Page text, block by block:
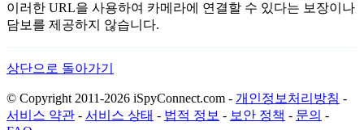
이러한 URL을 사용하여 카메라에 연결할 수 있다는 보장이나
담보를 제공하지 않습니다.
상단으로 돌아가기
© Copyright 2011-2026 iSpyConnect.com - 개인정보처리방침 -
서비스 약관 - 서비스 상태 - 법적 정보 - 보안 정책 - 문의 -